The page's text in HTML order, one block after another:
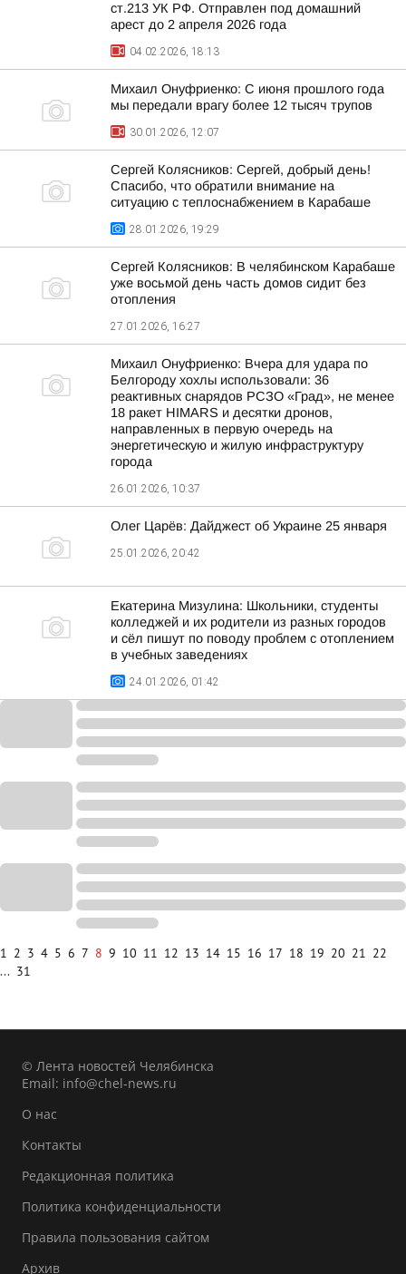
ст.213 УК РФ. Отправлен под домашний
арест до 2 апреля 2026 года
04.02.2026, 18:13
Михаил Онуфриенко: С июня прошлого года
мы передали врагу более 12 тысяч трупов
30.01.2026, 12:07
Сергей Колясников: Сергей, добрый день!
Спасибо, что обратили внимание на
ситуацию с теплоснабжением в Карабаше
28.01.2026, 19:29
Сергей Колясников: В челябинском Карабаше
уже восьмой день часть домов сидит без
отопления
27.01.2026, 16:27
Михаил Онуфриенко: Вчера для удара по
Белгороду хохлы использовали: 36
реактивных снарядов РСЗО «Град», не менее
18 ракет HIMARS и десятки дронов,
направленных в первую очередь на
энергетическую и жилую инфраструктуру
города
26.01.2026, 10:37
Олег Царёв: Дайджест об Украине 25 января
25.01.2026, 20:42
Екатерина Мизулина: Школьники, студенты
колледжей и их родители из разных городов
и сёл пишут по поводу проблем с отоплением
в учебных заведениях
24.01.2026, 01:42
1 2 3 4 5 6 7 8 9 10 11 12 13 14 15 16 17 18 19 20 21 22
... 31
© Лента новостей Челябинска
Email: info@chel-news.ru
О нас
Контакты
Редакционная политика
Политика конфиденциальности
Правила пользования сайтом
Архив